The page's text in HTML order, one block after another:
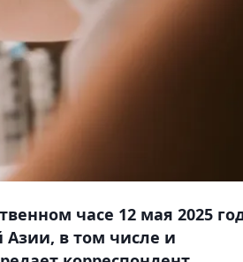
часе 12 мая 2025
Азии, в том числе и